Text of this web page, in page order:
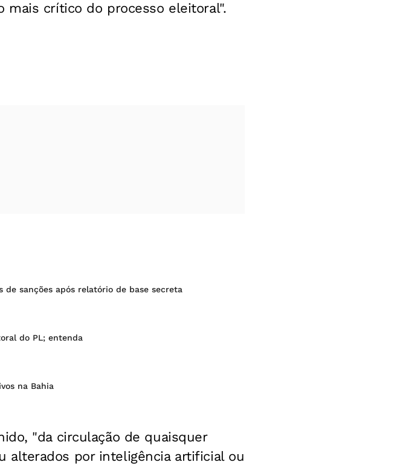
mais crítico do processo eleitoral".
de sanções após relatório de base secreta
do PL; entenda
na Bahia
"da circulação de quaisquer
alterados por inteligência artificial ou